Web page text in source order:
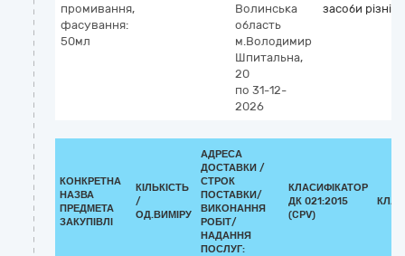
промивання,
фасування:
50мл
Волинська
область
м.Володимир
Шпитальна,
20
по 31-12-
2026
засоби різні
КОНКРЕТНА
НАЗВА
ПРЕДМЕТА
ЗАКУПІВЛІ
КІЛЬКІСТЬ
/
ОД.ВИМІРУ
АДРЕСА
ДОСТАВКИ /
СТРОК
ПОСТАВКИ/
ВИКОНАННЯ
РОБІТ/
НАДАННЯ
ПОСЛУГ:
КЛАСИФІКАТОР
ДК 021:2015
(CPV)